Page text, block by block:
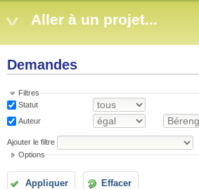
Aller à un projet...
Demandes
Filtres
Statut
Auteur
Ajouter le filtre
Options
Appliquer Effacer